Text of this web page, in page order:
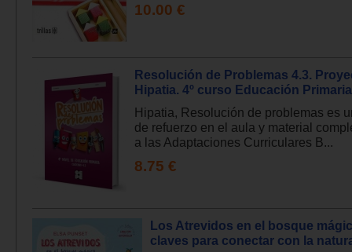
10.00 €
Resolución de Problemas 4.3.
Hipatia. 4º curso Educación Primaria
Hipatia, Resolución de problemas es
de refuerzo en el aula y material
a las Adaptaciones Curriculares B...
8.75 €
Los Atrevidos en el bosque
claves para conectar con la